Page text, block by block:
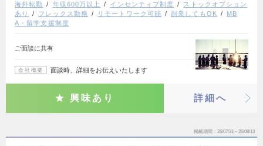
海外転勤
年収600万以上 インセンティブ制度
ストックオプション
あり
フレックス勤務 リモートワーク可能 副業してもOK
MB
A・留学支援制度
ご面談に共有
会社概要 面談時、詳細をお伝えいたします
興味あり 詳細へ
掲載期間 26/07/31～26/08/13